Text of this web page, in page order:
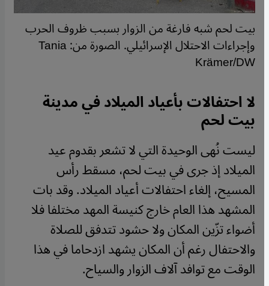
بيت لحم شبه فارغة من الزوار بسبب ظروف الحرب
وإجراءات الاحتلال الإسرائيلي. الصورة من: Tania
Krämer/DW
لا احتفالات بأعياد الميلاد في مدينة
بيت لحم
ليست نُهى الوحيدة التي لا تشعر بقدوم عيد
الميلاد إذ جرى في بيت لحم، مسقط رأس
المسيح، إلغاء احتفالات أعياد الميلاد. وقد بات
المشهد هذا العام خارج كنيسة المهد مختلفا فلا
أضواء تزّين المكان ولا حشود تتدفق للصلاة
والاحتفال رغم أن المكان يشهد ازدحاما في هذا
الوقت مع توافد آلاف الزوار والسياح.